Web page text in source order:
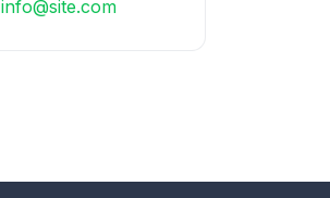
info@site.com